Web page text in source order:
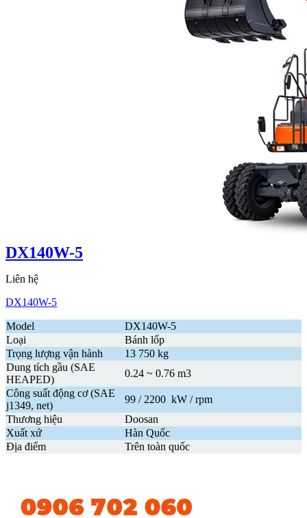
DX140W-5
Liên hệ
DX140W-5
Model
DX140W-5
Loại
Bánh lốp
Trọng lượng vận hành
13 750 kg
Dung tích gầu (SAE
HEAPED)
0.24 ~ 0.76 m3
Công suất động cơ (SAE
j1349, net)
99 / 2200 kW / rpm
Thương hiệu
Doosan
Xuất xứ
Hàn Quốc
Địa điểm
Trên toàn quốc